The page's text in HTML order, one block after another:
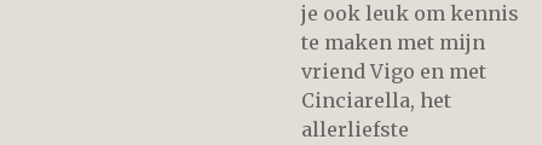
je ook leuk om kennis
te maken met mijn
vriend Vigo en met
Cinciarella, het
allerliefste